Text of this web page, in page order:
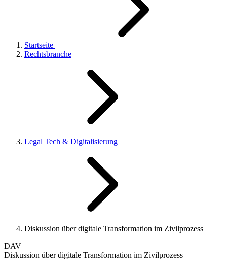
Startseite
Rechtsbranche
Legal Tech & Digitalisierung
Diskussion über digitale Transformation im Zivilprozess
DAV
Diskussion über digitale Transformation im Zivilprozess